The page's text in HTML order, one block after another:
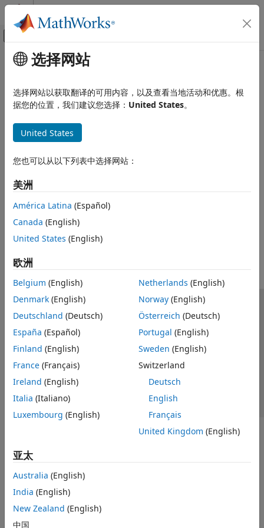
跳到内容
画布外导航菜单切换
文档主页
主要内容
选择网站
选择网站以获取翻译的可用内容，以及查看当地活动和优惠。根
据您的位置，我们建议您选择： United States。
United States
您也可以从以下列表中选择网站：
美洲
América Latina (Español)
Canada (English)
United States (English)
欧洲
Belgium (English)
Denmark (English)
Deutschland (Deutsch)
España (Español)
Finland (English)
France (Français)
Ireland (English)
Italia (Italiano)
Luxembourg (English)
Netherlands (English)
Norway(English)
Österreich (Deutsch)
Portugal (English)
Sweden (English)
Switzerland
Deutsch
English
Français
United Kingdom (English)
亚太
Australia (English)
India (English)
New Zealand (English)
中国
信任中心 商标 隐私政策 防盗版
应用程序状态
联系我们
© 1994-2026 The MathWorks, Inc.